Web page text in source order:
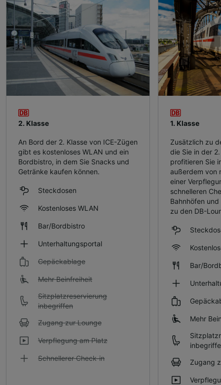
2. Klasse
An Bord der 2. Klasse von ICE-Zügen
gibt es kostenloses WLAN und ein
Bordbistro, in dem Sie Snacks und
Getränke kaufen können.
Steckdosen
Kostenloses WLAN
Bar/Bordbistro
Unterhaltungsportal
Gepäckablage
Mehr Beinfreiheit
Sitzplatzreservierung
inbegriffen
Zugang zur Lounge
Verpflegung am Platz
Schnellerer Check-in
1. Klasse
Zusätzlich zu
die Sie in der
profitieren Sie
außerdem von
einer
schnelleren
Bahnhöfen
zu den DB-
Bar/
Mehr
Zugang